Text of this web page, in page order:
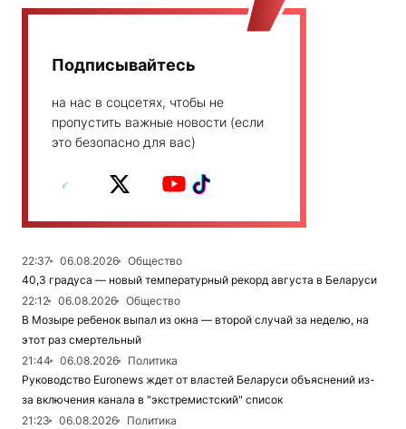
Подписывайтесь
на нас в соцсетях, чтобы не
пропустить важные новости (если
это безопасно для вас)
22:37 06.08.2026
Общество
40,3 градуса — новый температурный рекорд августа в Беларуси
22:12
06.08.2026
Общество
В Мозыре ребенок выпал из окна — второй случай за неделю, на
этот раз смертельный
21:44
06.08.2026
Политика
Руководство Euronews ждет от властей Беларуси объяснений из-
за включения канала в "экстремистский" список
21:23
06.08.2026
Политика